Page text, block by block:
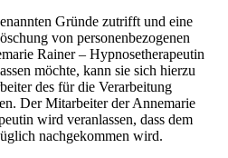
Gründe zutrifft und eine
von personenbezogenen
Rainer – Hypnosetherapeutin
möchte, kann sie sich hierzu
des für die Verarbeitung
Der Mitarbeiter der Annemarie
wird veranlassen, dass dem
nachgekommen wird.